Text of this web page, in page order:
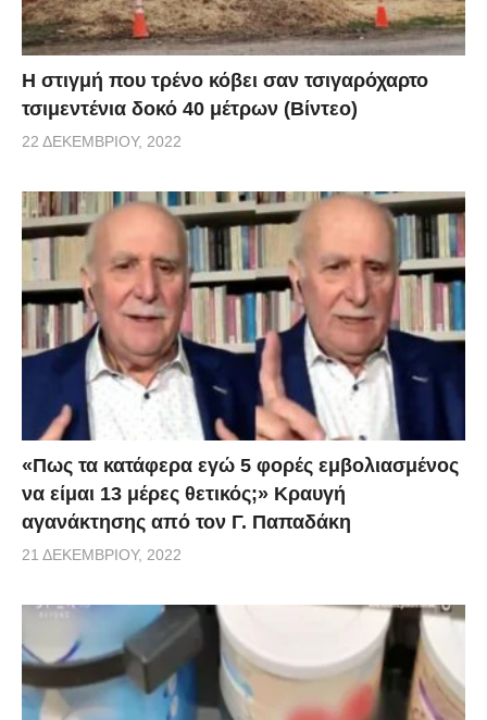
H στιγμή που τρένο κόβει σαν τσιγαρόχαρτο
τσιμεντένια δοκό 40 μέτρων (Βίντεο)
22 ΔΕΚΕΜΒΡΊΟΥ, 2022
«Πως τα κατάφερα εγώ 5 φορές εμβoλιασμένος
να είμαι 13 μέρες θετικός;» Κραυγή
αγανάκτησης από τον Γ. Παπαδάκη
21 ΔΕΚΕΜΒΡΊΟΥ, 2022